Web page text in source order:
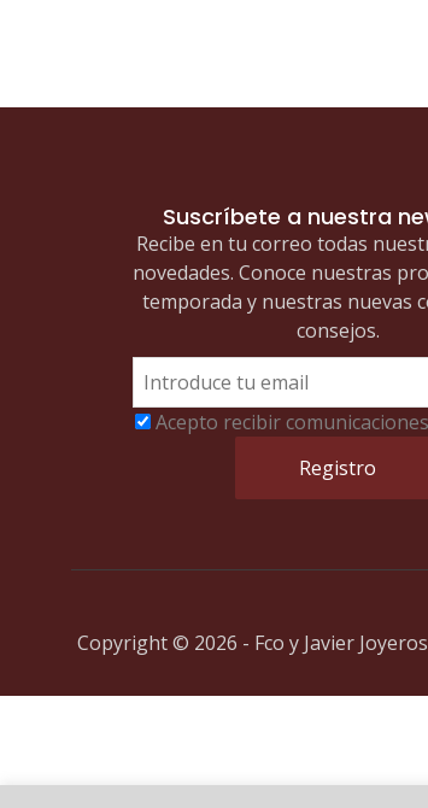
Suscríbete a nuestra
Recibe en tu correo todas
novedades. Conoce nuestras
temporada y nuestras nuevas
consejos.
Acepto recibir
Copyright © 2026 - Fco y Javier Joyeros